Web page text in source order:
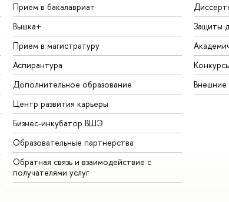
Прием в бакалавриат
Вышка+
Прием в магистратуру
Аспирантура
Дополнительное образование
Центр развития карьеры
Бизнес-инкубатор ВШЭ
Образовательные партнерства
Обратная связь и взаимодействие с
получателями услуг
Защиты
Внешние